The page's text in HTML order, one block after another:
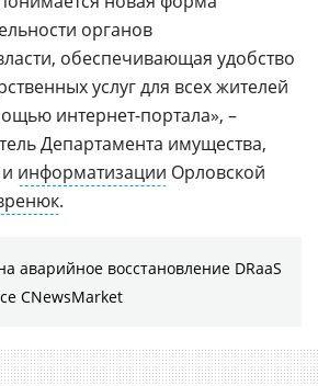
органов
обеспечивающая удобство
услуг для всех жителей
интернет-портала», –
Департамента имущества,
информатизации Орловской
.
аварийное восстановление DRaaS
CNewsMarket